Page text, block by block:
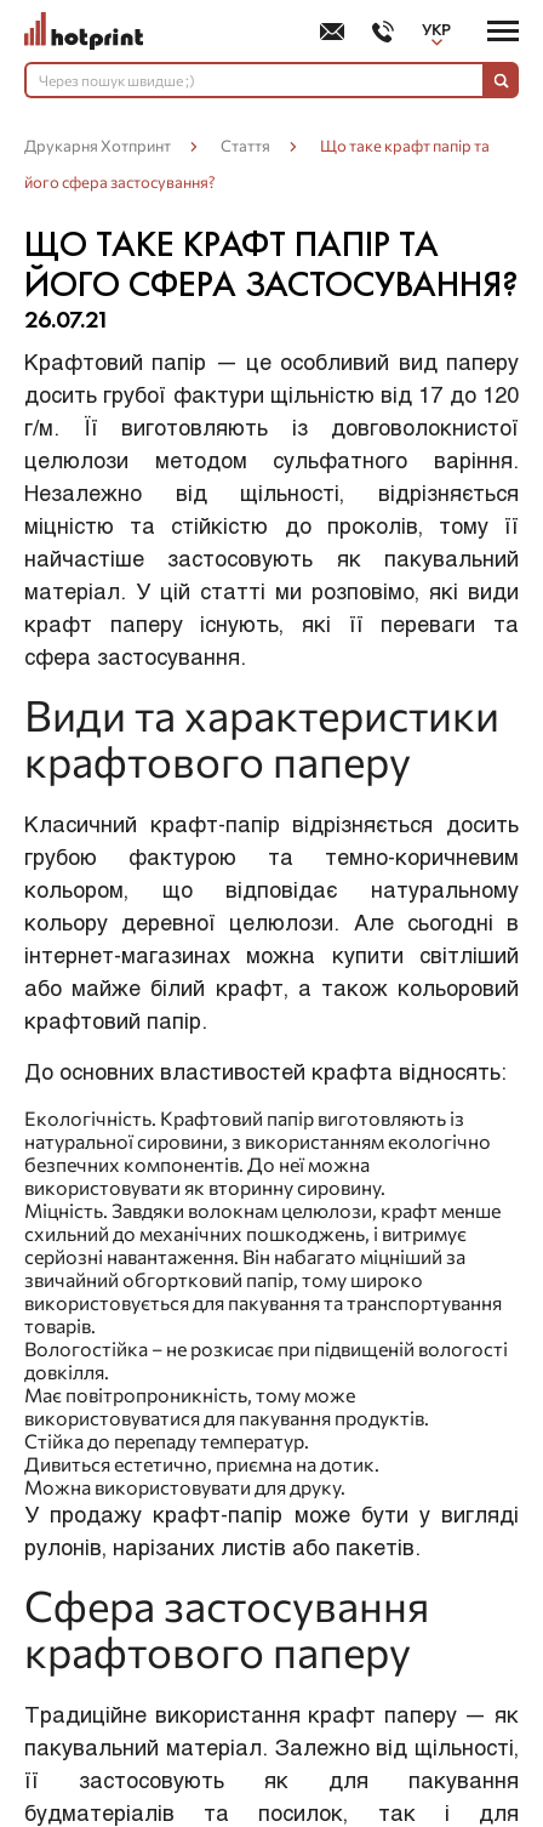
УКР
РУС
Друкарня Хотпринт Стаття
Що таке крафт папір та
його сфера застосування?
ЩО ТАКЕ КРАФТ ПАПІР ТА
ЙОГО СФЕРА ЗАСТОСУВАННЯ?
26.07.21
Крафтовий папір — це особливий вид паперу
досить грубої фактури щільністю від 17 до 120
г/м. Її виготовляють із довговолокнистої
целюлози методом сульфатного варіння.
Незалежно від щільності, відрізняється
міцністю та стійкістю до проколів, тому її
найчастіше застосовують як пакувальний
матеріал. У цій статті ми розповімо, які види
крафт паперу існують, які її переваги та
сфера застосування.
Види та характеристики
крафтового паперу
Класичний крафт-папір відрізняється досить
грубою фактурою та темно-коричневим
кольором, що відповідає натуральному
кольору деревної целюлози. Але сьогодні в
інтернет-магазинах можна купити світліший
або майже білий крафт, а також кольоровий
крафтовий папір.
До основних властивостей крафта відносять:
Екологічність. Крафтовий папір виготовляють із
натуральної сировини, з використанням екологічно
безпечних компонентів. До неї можна
використовувати як вторинну сировину.
Міцність. Завдяки волокнам целюлози, крафт менше
схильний до механічних пошкоджень, і витримує
серйозні навантаження. Він набагато міцніший за
звичайний обгортковий папір, тому широко
використовується для пакування та транспортування
товарів.
Вологостійка – не розкисає при підвищеній вологості
довкілля.
Має повітропроникність, тому може
використовуватися для пакування продуктів.
Стійка до перепаду температур.
Дивиться естетично, приємна на дотик.
Можна використовувати для друку.
У продажу крафт-папір може бути у вигляді
рулонів, нарізаних листів або пакетів.
Сфера застосування
крафтового паперу
Традиційне використання крафт паперу — як
пакувальний матеріал. Залежно від щільності,
її застосовують як для пакування
будматеріалів та посилок, так і для